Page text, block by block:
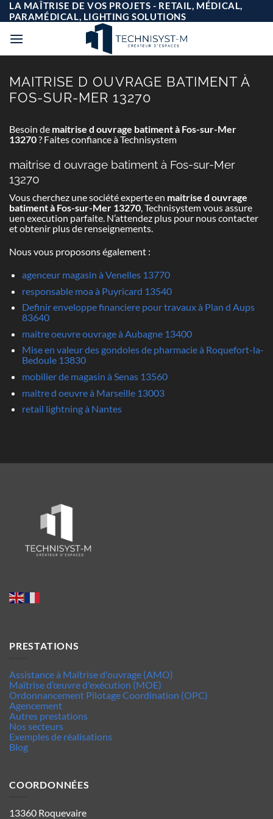
Passer
au
contenu
LA MAÎTRISE DE VOS PROJETS - RETAIL, MÉDICAL,
PARAMÉDICAL, LIGHTING SOLUTIONS
MAITRISE D OUVRAGE BATIMENT À
FOS-SUR-MER 13270
Besoin de maitrise d ouvrage batiment à Fos-sur-Mer
13270? Faites confiance à Technisystem
maitrise d ouvrage batiment à Fos-sur-Mer
13270
Vous cherchez une société experte en maitrise d ouvrage
batiment à Fos-sur-Mer 13270, Technisystem vous assure
uen execution parfaite. N’attendez plus pour nous contacter
et obtenir plus de renseignements.
Nous vous proposons également :
agenceur magasin à Venelles 13770
responsable moa à Puyricard 13540
Definir enveloppe financiere pour travaux à Plan d Aups
83640
maitre oeuvre ouvrage à Aubagne 13400
Mise en valeur des gondoles de pharmacie à Roquefort-la-
Bedoule 13830
mobilier de magasin à Senas 13560
maitre d oeuvre à Marseille 13003
retail lightning à Nantes
PRESTATIONS
Assistance à Maîtrise d'ouvrage (AMO)
Maîtrise d’œuvre d'exécution (MOE)
Ordonnancement Pilotage Coordination (OPC)
Agencement
Autres prestations
Nos secteurs
Exemples de réalisations
Blog
COORDONNÉES
13360 Roquevaire